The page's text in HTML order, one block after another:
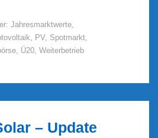
Jahresmarktwerte,
, PV, Spotmarkt,
, Ü20, Weiterbetrieb
– Update